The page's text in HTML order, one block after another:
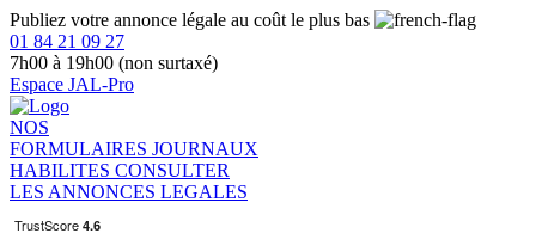
Publiez votre annonce légale au coût le plus bas
01 84 21 09 27
7h00 à 19h00 (non surtaxé)
Espace JAL-Pro
NOS
FORMULAIRES JOURNAUX
HABILITES CONSULTER
LES ANNONCES LEGALES